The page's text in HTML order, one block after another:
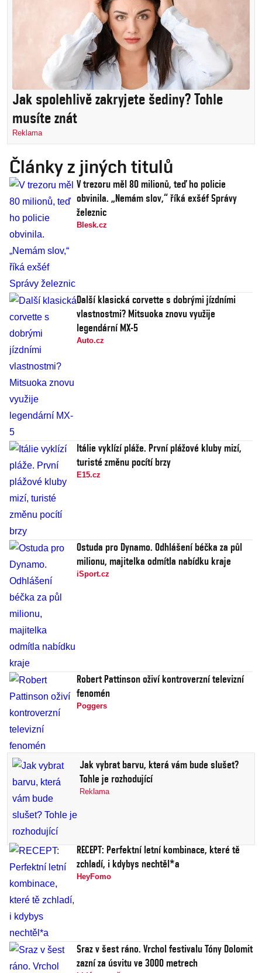
Jak spolehlivě zakryjete šediny? Tohle
musíte znát
Reklama
Články z jiných titulů
V trezoru měl 80 milionů, teď ho policie
obvinila. „Nemám slov,“ říká exšéf Správy
železnic
Blesk.cz
Další klasická corvette s dobrými jízdními
vlastnostmi? Mitsuoka znovu využije
legendární MX-5
Auto.cz
Itálie vyklízí pláže. První plážové kluby mizí,
turisté změnu pocítí brzy
E15.cz
Ostuda pro Dynamo. Odhlášení béčka za půl
milionu, majitelka odmítla nabídku kraje
iSport.cz
Robert Pattinson oživí kontroverzní televizní
fenomén
Poggers
Jak vybrat barvu, která vám bude slušet?
Tohle je rozhodující
Reklama
RECEPT: Perfektní letní kombinace, které tě
zchladí, i kdybys nechtěl*a
HeyFomo
Sraz v šest ráno. Vrchol festivalu Tóny Dolomit
zazní za úsvitu ve 3000 metrech